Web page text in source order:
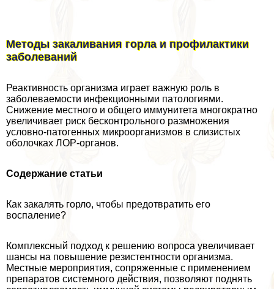
Методы закаливания горла и профилактики
заболеваний
Реактивность организма играет важную роль в
заболеваемости инфекционными патологиями.
Снижение местного и общего иммунитета многократно
увеличивает риск бесконтрольного размножения
условно-патогенных микроорганизмов в слизистых
оболочках ЛОР-органов.
Содержание статьи
Как закалять горло, чтобы предотвратить его
воспаление?
Комплексный подход к решению вопроса увеличивает
шансы на повышение резистентности организма.
Местные мероприятия, сопряженные с применением
препаратов системного действия, позволяют поднять